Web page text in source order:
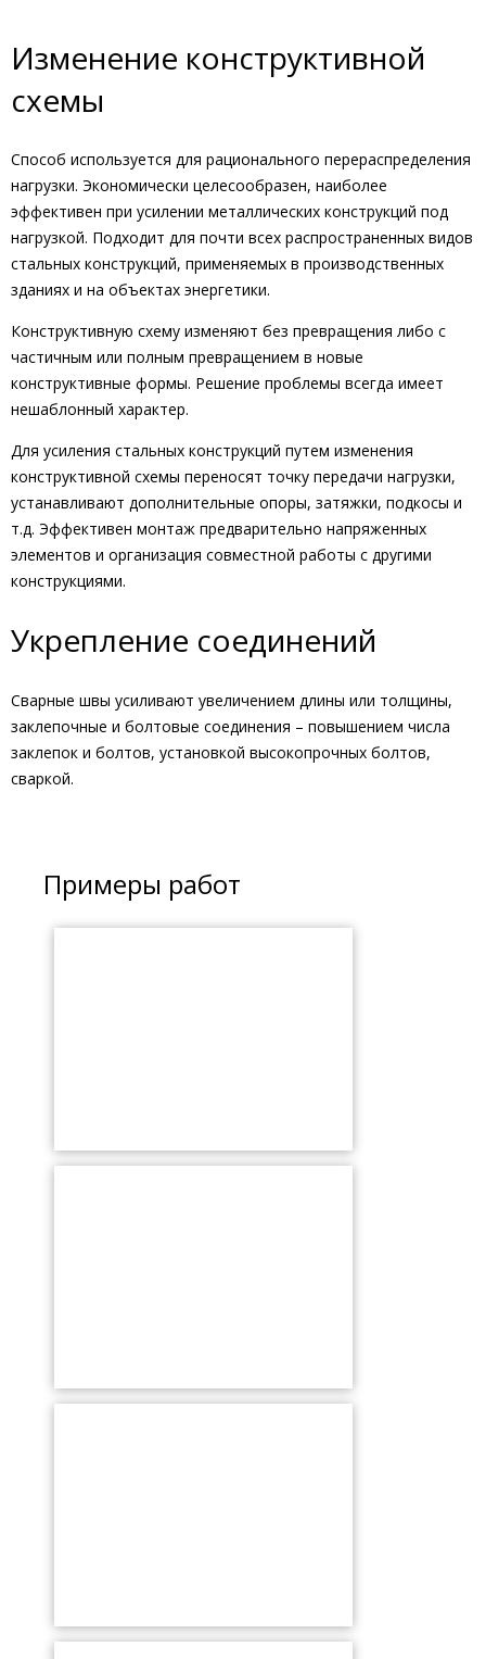
Изменение конструктивной
схемы
Способ используется для рационального перераспределения
нагрузки. Экономически целесообразен, наиболее
эффективен при усилении металлических конструкций под
нагрузкой. Подходит для почти всех распространенных видов
стальных конструкций, применяемых в производственных
зданиях и на объектах энергетики.
Конструктивную схему изменяют без превращения либо с
частичным или полным превращением в новые
конструктивные формы. Решение проблемы всегда имеет
нешаблонный характер.
Для усиления стальных конструкций путем изменения
конструктивной схемы переносят точку передачи нагрузки,
устанавливают дополнительные опоры, затяжки, подкосы и
т.д. Эффективен монтаж предварительно напряженных
элементов и организация совместной работы с другими
конструкциями.
Укрепление соединений
Сварные швы усиливают увеличением длины или толщины,
заклепочные и болтовые соединения – повышением числа
заклепок и болтов, установкой высокопрочных болтов,
сваркой.
Примеры работ